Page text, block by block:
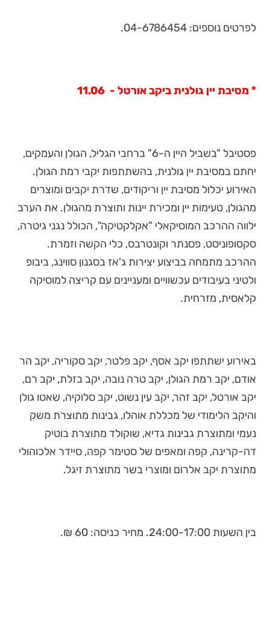
לפרטים נוספים: 04-6786454.
* מסיבת יין גולנית ביקב אורטל - 11.06
פסטיבל "בשביל היין ה-6" ברחבי הגליל, הגולן והעמקים,
יחתם במסיבת יין גולנית, בהשתתפות יקבי רמת הגולן.
האירוע יכלול מסיבת יין וריקודים, שדרת יקבים ומוצרים
מהגולן, טעימות יין ומכירת יינות ותוצרת מהגולן. את הערב
ילווה ההרכב המוסיקאלי "אקלקטיקה", הכולל נגני גיטרה,
סקסופוניסט, פסנתר וקונטרבס, כלי הקשה וזמרת.
ההרכב מתמחה בביצוע יצירות ג'אז בסגנון סווינג, ביבופ
ולטיני בעיבודים עכשוויים ומעניינים עם קריצה למוסיקה
קלאסית, מזרחית.
באירוע ישתתפו יקב אסף, יקב פלטר, יקב סקוריה, יקב הר
אודם, יקב רמת הגולן, יקב טרה נובה, יקב בזלת, יקב רם,
יקב אורטל, יקב זהר, יקב עין נשוט, יקב סלוקיה, שאטו גולן
והיקב הלימודי של מכללת אוהלו, גבינות מתוצרת משק
נעמי ומתוצרת גבינות גדיא, שוקולד מתוצרת בוטיק
דה-קרינה, קפה ומאפים של סטימר קפה, סיידר אלכוהולי
מתוצרת יקב אלרום ומוצרי בשר מתוצרת זיגל.
בין השעות 24:00-17:00. מחיר כניסה: 60 ₪.